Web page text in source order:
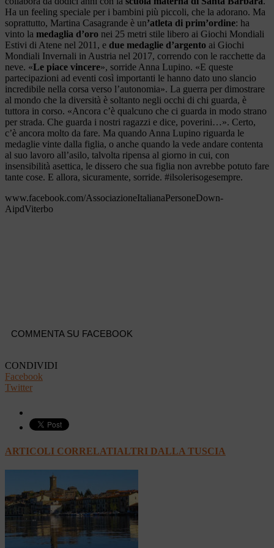
Ha un feeling speciale per i bambini più piccoli, che la adorano. Ma
soprattutto, Martina Casagrande è un’atleta di prim’ordine: ha
vinto la medaglia d’oro nei 25 metri stile libero ai Giochi Mondiali
Estivi di Atene nel 2011, e due medaglie d’argento ai Giochi
Mondiali Invernali in Austria nel 2017, correndo con le racchette da
neve. «Le piace vincere», sorride Anna Lupino. «E queste
partecipazioni ad eventi così importanti le hanno dato uno slancio
incredibile nella corsa verso l’autonomia». La guerra per dimostrare
al mondo che la diversità è soltanto negli occhi di chi guarda, è
tuttora in corso. «Ancora c’è qualcuno che ci guarda in modo strano
per strada. Che guarda i nostri ragazzi e dice, poverini…». Certo,
c’è ancora molto da fare. Ma quando Anna Lupino riguarda le
medaglie vinte dalla figlia, o anche quando la vede andare contenta
al suo lavoro all’asilo, talvolta ripensa al giorno in cui, con
insensibilità asettica, le dissero che sua figlia non avrebbe potuto fare
tante cose. E allora, sicuramente, sorride. #ilsolerisogesempre.
www.facebook.com/AssociazioneItalianaPersoneDown-
AipdViterbo
COMMENTA SU FACEBOOK
CONDIVIDI
Facebook
Twitter
ARTICOLI CORRELATIALTRI DALLA TUSCIA